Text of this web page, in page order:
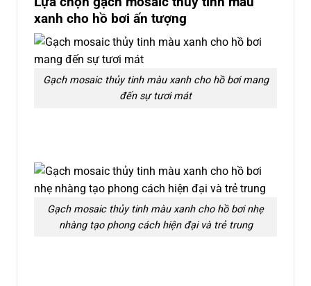
xanh cho hồ bơi ấn tượng
Gạch mosaic thủy tinh màu xanh cho hồ bơi mang
đến sự tươi mát
Gạch mosaic thủy tinh màu xanh cho hồ bơi nhẹ
nhàng tạo phong cách hiện đại và trẻ trung